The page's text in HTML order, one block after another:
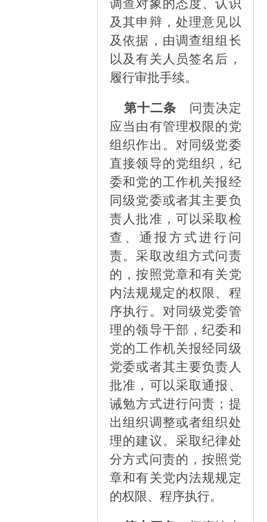
调查对象的态度、认识
及其申辩，处理意见以
及依据，由调查组组长
以及有关人员签名后，
履行审批手续。
第十二条 问责决定
应当由有管理权限的党
组织作出。对同级党委
直接领导的党组织，纪
委和党的工作机关报经
同级党委或者其主要负
责人批准，可以采取检
查、通报方式进行问
责。采取改组方式问责
的，按照党章和有关党
内法规规定的权限、程
序执行。对同级党委管
理的领导干部，纪委和
党的工作机关报经同级
党委或者其主要负责人
批准，可以采取通报、
诫勉方式进行问责；提
出组织调整或者组织处
理的建议。采取纪律处
分方式问责的，按照党
章和有关党内法规规定
的权限、程序执行。